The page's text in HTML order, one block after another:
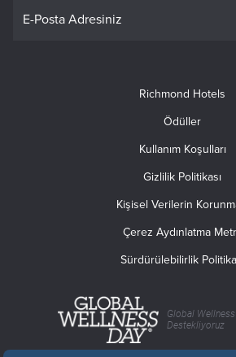
Richmond Hotels
Ödüller
Kullanım Koşulları
Gizlilik Politikası
Kişisel Verilerin
Çerez Aydınlatma
Sürdürülebilirlik
Global Wellness
Destekliyoruz